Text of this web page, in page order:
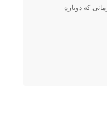
که دوباره